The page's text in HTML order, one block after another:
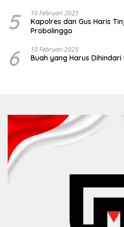
5 10 Februari 2025
Kapolres dan Gus Haris
Probolinggo
6 10 Februari 2025
Buah yang Harus Dihindari